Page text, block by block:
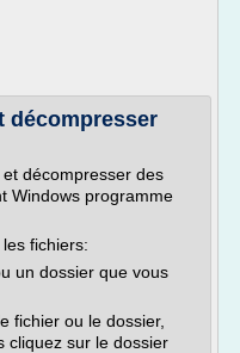
décompresser
décompresser des
Windows programme
fichiers:
un dossier que vous
fichier ou le dossier,
cliquez sur le dossier